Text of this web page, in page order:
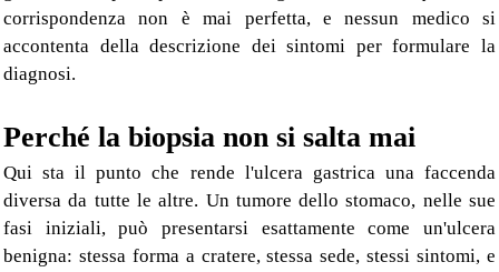
corrispondenza non è mai perfetta, e nessun medico si
accontenta della descrizione dei sintomi per formulare la
diagnosi.
Perché la biopsia non si salta mai
Qui sta il punto che rende l'ulcera gastrica una faccenda
diversa da tutte le altre. Un tumore dello stomaco, nelle sue
fasi iniziali, può presentarsi esattamente come un'ulcera
benigna: stessa forma a cratere, stessa sede, stessi sintomi, e